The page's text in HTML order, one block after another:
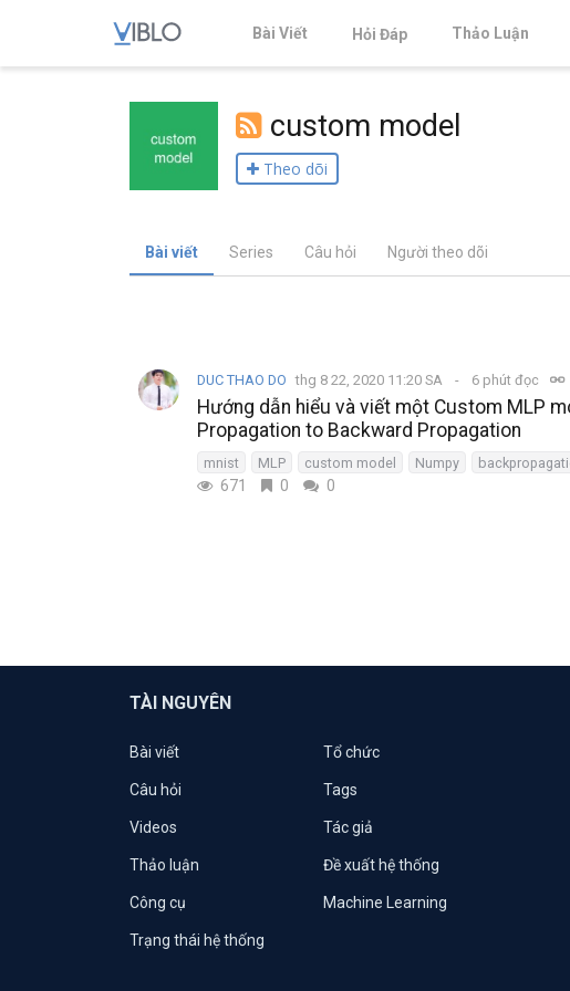
Bài Viết Hỏi Đáp Thảo Luận
custom model
Theo dõi
Bài viết Series Câu hỏi Người theo dõi
DUC THAO DO thg 8 22, 2020 11:20 SA 6 phút đọc
Hướng dẫn hiểu và viết một Custom MLP
Propagation to Backward Propagation
mnist MLP custom model Numpy
671 0 0
TÀI NGUYÊN
Bài viết Tổ chức
Câu hỏi Tags
Videos Tác giả
Thảo luận Đề xuất hệ thống
Công cụ Machine Learning
Trạng thái hệ thống